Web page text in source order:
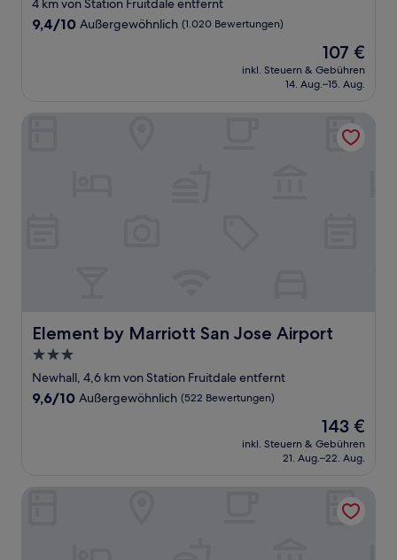
Unterkunft
4 km von Station Fruitdale entfernt
9.4
9,4/10 Außergewöhnlich (1.020 Bewertungen)
Der
Preis
beträgt
107 €
inkl. Steuern & Gebühren
14. Aug.–15. Aug.
Element by Marriott San Jose Airport
Element by Marriott San Jose Airport
3.0-
Sterne-
Unterkunft
Newhall, 4,6 km von Station Fruitdale entfernt
9.6
9,6/10 Außergewöhnlich (522 Bewertungen)
Der
Preis
beträgt
143 €
inkl. Steuern & Gebühren
21. Aug.–22. Aug.